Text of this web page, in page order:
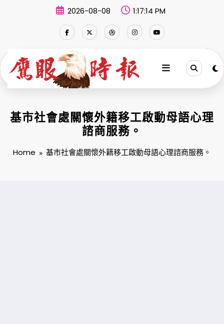
2026-08-08 1:17:15 PM
基市社會處關懷外籍移工啟動母語心理
諮商服務。
Home 基市社會處關懷外籍移工啟動母語心理諮商服務。